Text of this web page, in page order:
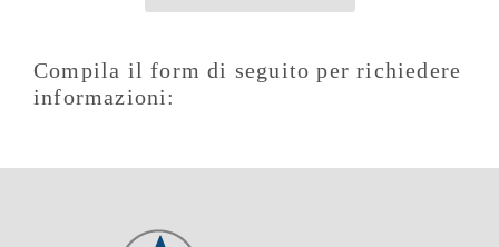
Compila il form di seguito per richiedere
informazioni: